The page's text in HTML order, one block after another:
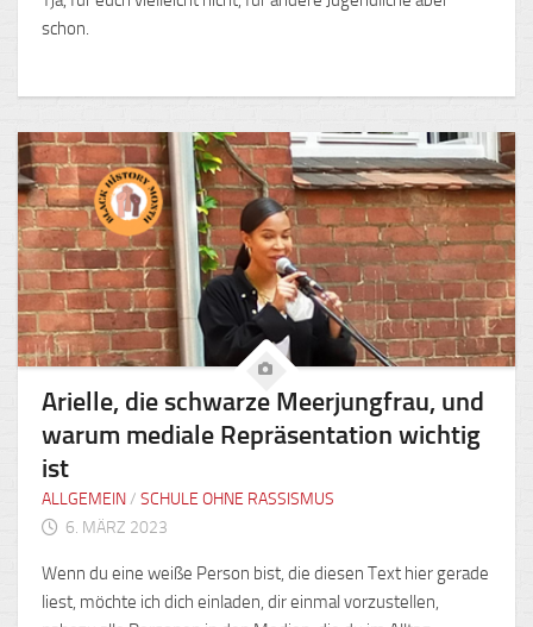
schon.
Arielle, die schwarze Meerjungfrau, und
warum mediale Repräsentation wichtig
ist
ALLGEMEIN/ SCHULE OHNE RASSISMUS
6. MÄRZ 2023
Wenn du eine weiße Person bist, die diesen Text hier gerade
liest, möchte ich dich einladen, dir einmal vorzustellen,